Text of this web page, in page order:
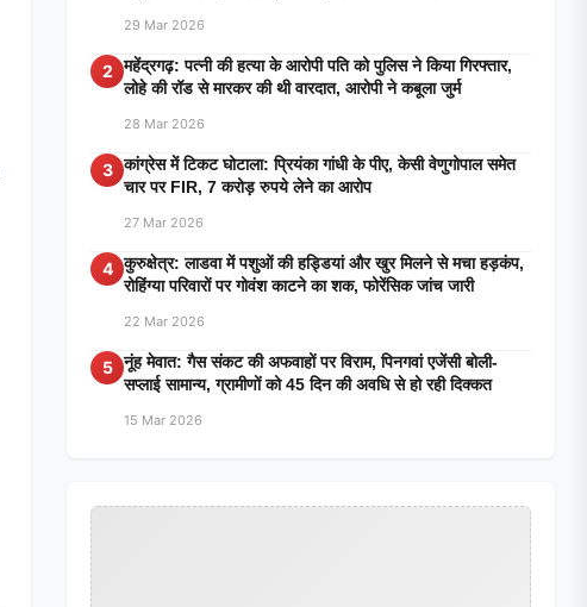
29 Mar 2026
2
महेंद्रगढ़: पत्नी की हत्या के आरोपी पति को पुलिस ने किया गिरफ्तार,
लोहे की रॉड से मारकर की थी वारदात, आरोपी ने कबूला जुर्म
28 Mar 2026
3 कांग्रेस में टिकट घोटाला: प्रियंका गांधी के पीए, केसी वेणुगोपाल समेत
चार पर FIR, 7 करोड़ रुपये लेने का आरोप
27 Mar 2026
4 कुरुक्षेत्र: लाडवा में पशुओं की हड्डियां और खुर मिलने से मचा हड़कंप,
रोहिंग्या परिवारों पर गोवंश काटने का शक, फोरेंसिक जांच जारी
22 Mar 2026
5 नूंह मेवात: गैस संकट की अफवाहों पर विराम, पिनगवां एजेंसी बोली-
सप्लाई सामान्य, ग्रामीणों को 45 दिन की अवधि से हो रही दिक्कत
15 Mar 2026